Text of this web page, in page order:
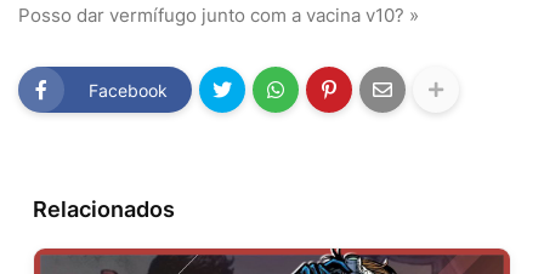
Posso dar vermífugo junto com a vacina v10? »
Facebook
Relacionados